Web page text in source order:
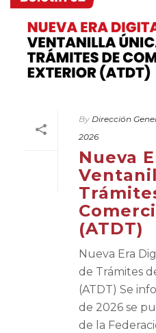
By Dirección
2026
Nueva
(ATDT)
Nueva Era
de Trámites
(ATDT) Se
de 2026 se
de la